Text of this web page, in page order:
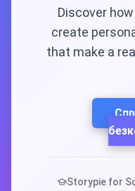
Discover
create
that make a
Storypie for